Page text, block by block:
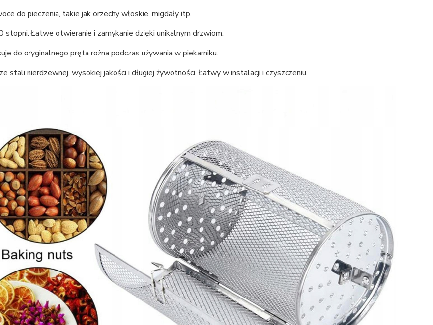
do pieczenia, takie jak orzechy włoskie, migdały itp.
stopni. Łatwe otwieranie i zamykanie dzięki unikalnym drzwiom.
do oryginalnego pręta rożna podczas używania w piekarniku.
stali nierdzewnej, wysokiej jakości i długiej żywotności. Łatwy w instalacji i czyszczeniu.